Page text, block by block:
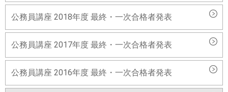
公務員講座 2018年度 最終・一次合格者発表
公務員講座 2017年度 最終・一次合格者発表
公務員講座 2016年度 最終・一次合格者発表